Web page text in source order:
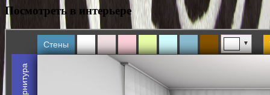
Посмотреть в интерьере